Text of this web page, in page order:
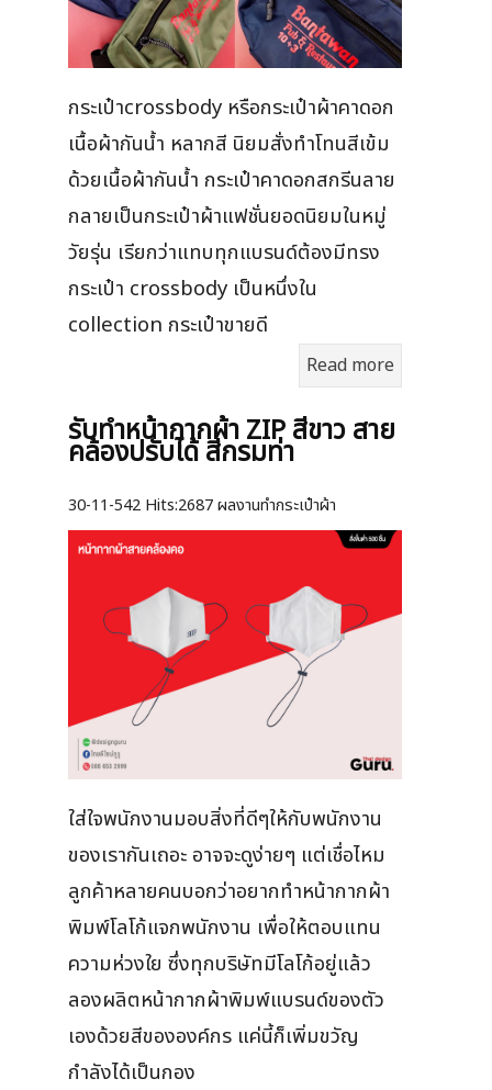
กระเป๋าcrossbody หรือกระเป๋าผ้าคาดอก
เนื้อผ้ากันน้ำ หลากสี นิยมสั่งทำโทนสีเข้ม
ด้วยเนื้อผ้ากันน้ำ กระเป๋าคาดอกสกรีนลาย
กลายเป็นกระเป๋าผ้าแฟชั่นยอดนิยมในหมู่
วัยรุ่น เรียกว่าแทบทุกแบรนด์ต้องมีทรง
กระเป๋า crossbody เป็นหนึ่งใน
collection กระเป๋าขายดี
Read more
รับทำหน้ากากผ้า ZIP สีขาว สาย
คล้องปรับได้ สีกรมท่า
30-11-542 Hits:2687 ผลงานทำกระเป๋าผ้า
ใส่ใจพนักงานมอบสิ่งที่ดีๆให้กับพนักงาน
ของเรากันเถอะ อาจจะดูง่ายๆ แต่เชื่อไหม
ลูกค้าหลายคนบอกว่าอยากทำหน้ากากผ้า
พิมพ์โลโก้แจกพนักงาน เพื่อให้ตอบแทน
ความห่วงใย ซึ่งทุกบริษัทมีโลโก้อยู่แล้ว
ลองผลิตหน้ากากผ้าพิมพ์แบรนด์ของตัว
เองด้วยสีขององค์กร แค่นี้ก็เพิ่มขวัญ
กำลังได้เป็นกอง